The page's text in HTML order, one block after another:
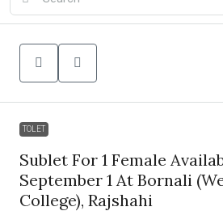
TOLET
Sublet For 1 Female
September 1 At Bornali
College), Rajshahi